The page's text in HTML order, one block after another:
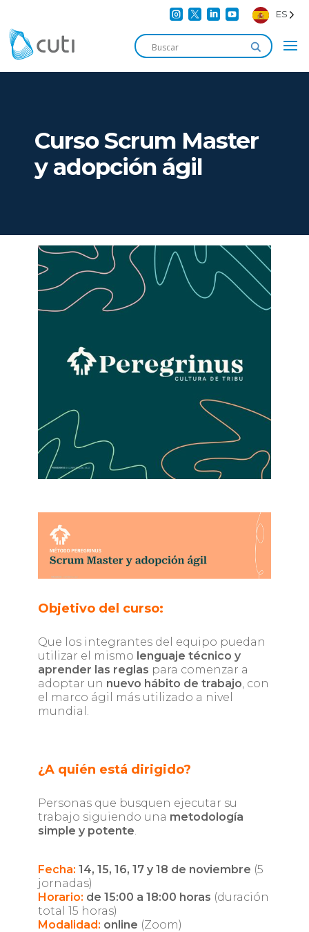
    ES
Curso Scrum Master
y adopción ágil
Objetivo del curso:
Que los integrantes del equipo puedan
utilizar el mismo lenguaje técnico y
aprender las reglas para comenzar a
adoptar un nuevo hábito de trabajo , con
el marco ágil más utilizado a nivel
mundial.
¿A quién está dirigido?
Personas que busquen ejecutar su
trabajo siguiendo una metodología
simple y potente
Fecha: 14, 15, 16, 17 y 18 de noviembre (5
jornadas)
Horario: de 15:00 a 18:00 horas (duración
total 15 horas)
Modalidad: online (Zoom)